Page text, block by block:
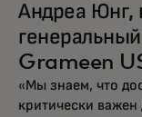
Андреа Юнг,
Grameen
«Мы знаем, что
критически